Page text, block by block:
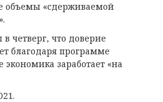
объемы «сдерживаемой
четверг, что доверие
благодаря программе
заработает «на